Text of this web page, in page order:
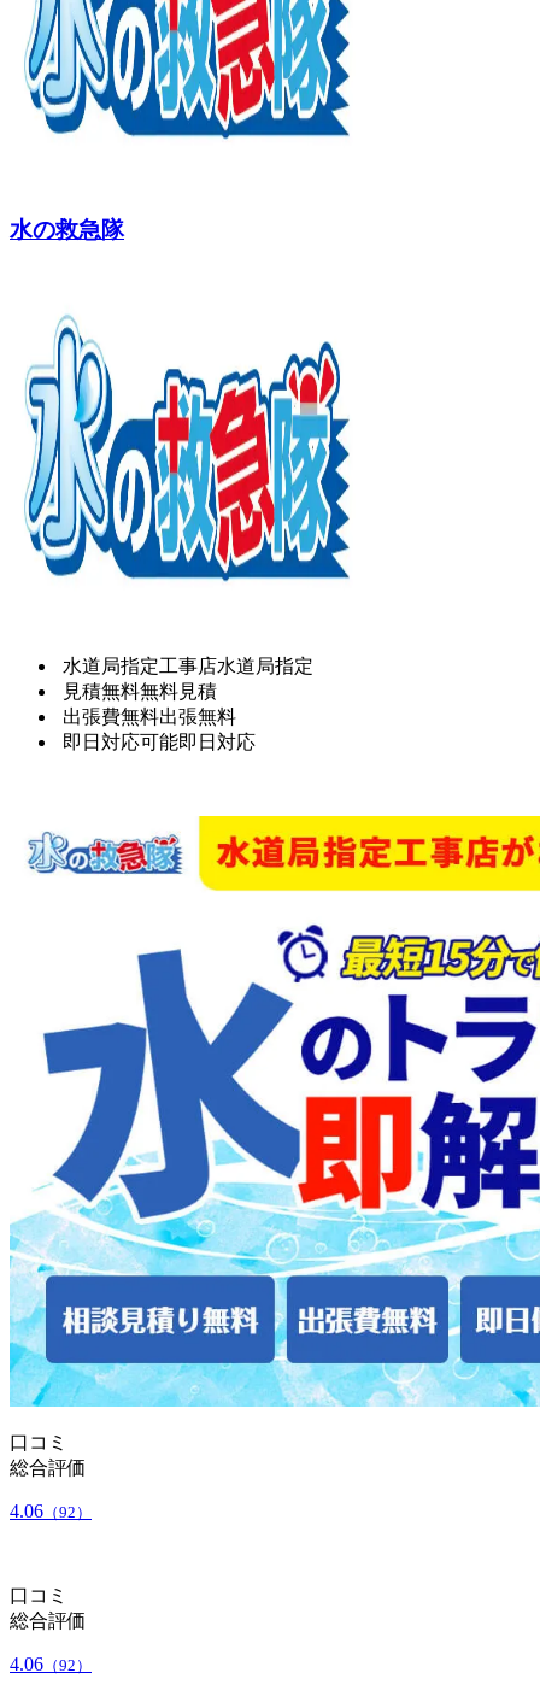
水の救急隊
水道局指定工事店水道局指定
見積無料無料見積
出張費無料出張無料
即日対応可能即日対応
口コミ
総合評価
4.06 （92）
口コミ
総合評価
4.06 （92）